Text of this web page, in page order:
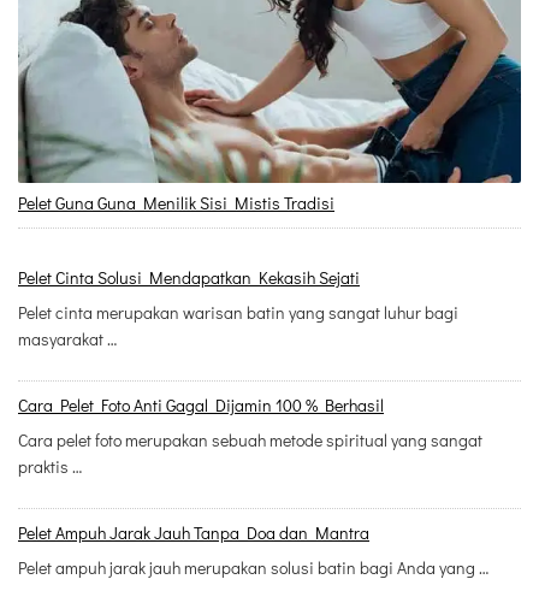
Pelet Guna Guna Menilik Sisi Mistis Tradisi
Pelet Cinta Solusi Mendapatkan Kekasih Sejati
Pelet cinta merupakan warisan batin yang sangat luhur bagi
masyarakat …
Cara Pelet Foto Anti Gagal Dijamin 100 % Berhasil
Cara pelet foto merupakan sebuah metode spiritual yang sangat
praktis …
Pelet Ampuh Jarak Jauh Tanpa Doa dan Mantra
Pelet ampuh jarak jauh merupakan solusi batin bagi Anda yang …